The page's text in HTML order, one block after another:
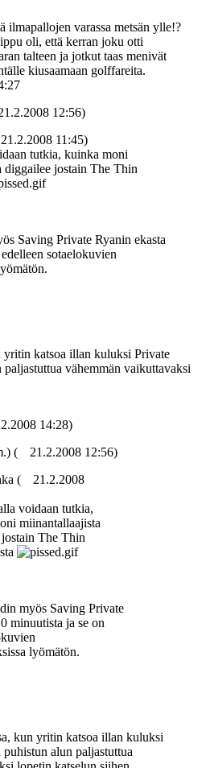
ilmapallojen varassa metsän ylle!?
oli, että kerran joku otti
talteen ja jotkut taas menivät
kiusaamaan golffareita.
12:56)
21.2.2008 11:45)
tutkia, kuinka moni
diggailee jostain The Thin
Saving Private Ryanin ekasta
sotaelokuvien
yritin katsoa illan kuluksi Private
vähemmän vaikuttavaksi
14:28)
(
21.2.2008 12:56)
(
21.2.2008
voidaan tutkia,
miinantallaajista
The Thin
myös Saving Private
minuutista ja se on
lyömätön.
kun yritin katsoa illan kuluksi
alun paljastuttua